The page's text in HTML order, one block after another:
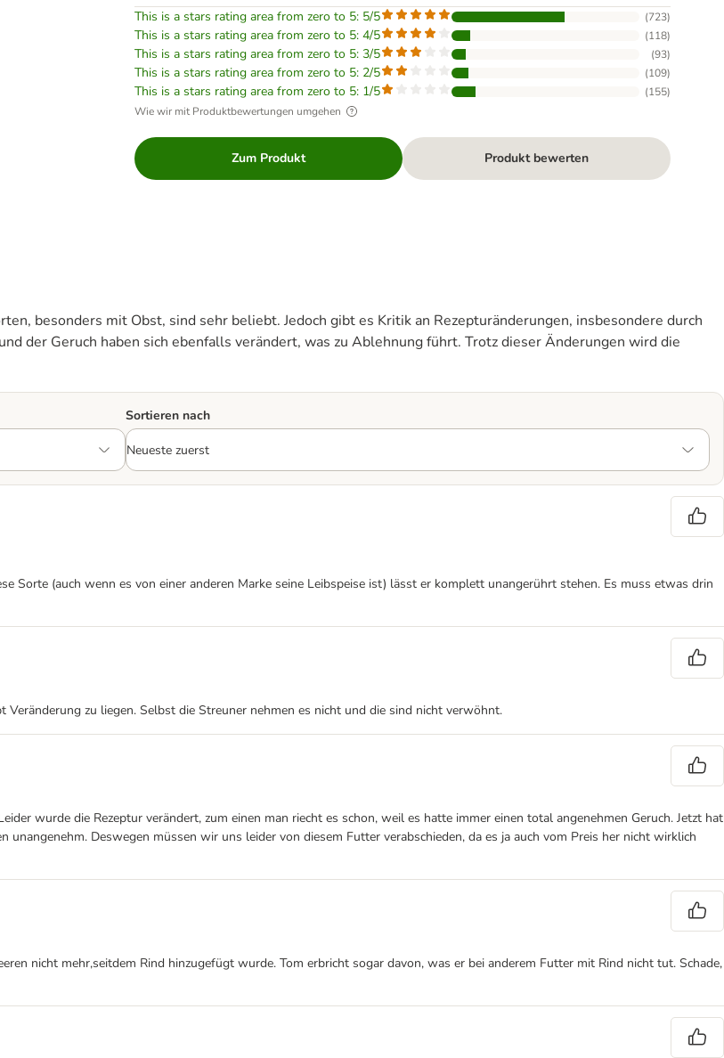
This is a stars rating area from zero to 5: 5/5
(723)
This is a stars rating area from zero to 5: 4/5 (118)
This is a stars rating area from zero to 5: 3/5 (93)
This is a stars rating area from zero to 5: 2/5 (109)
This is a stars rating area from zero to 5: 1/5 (155)
Wie wir mit Produktbewertungen umgehen
Zum Produkt Produkt bewerten
besonders mit Obst, sind sehr beliebt. Jedoch gibt es Kritik an Rezepturänderungen, insbesondere durch
der Geruch haben sich ebenfalls verändert, was zu Ablehnung führt. Trotz dieser Änderungen wird die
Sortieren nach
Sorte (auch wenn es von einer anderen Marke seine Leibspeise ist) lässt er komplett unangerührt stehen. Es muss etwas drin
zu liegen. Selbst die Streuner nehmen es nicht und die sind nicht verwöhnt.
wurde die Rezeptur verändert, zum einen man riecht es schon, weil es hatte immer einen total angenehmen Geruch. Jetzt hat
unangenehm. Deswegen müssen wir uns leider von diesem Futter verabschieden, da es ja auch vom Preis her nicht wirklich
nicht mehr,seitdem Rind hinzugefügt wurde. Tom erbricht sogar davon, was er bei anderem Futter mit Rind nicht tut. Schade,